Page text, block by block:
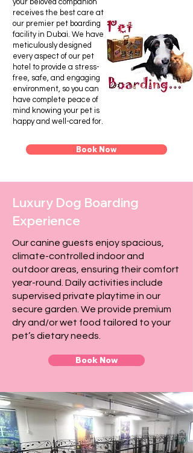
your beloved companion
receives the best care at
our premier pet boarding
facility in Dubai. We have
meticulously designed
every aspect of our pet
hotel to provide a stress-
free, safe, and engaging
environment, so you can
have complete peace of
mind knowing your pet is
happy and well-cared for.
Book Now
Services
Luxury Dog Boarding
Experience
Our canine guests enjoy spacious,
climate-controlled indoor and
outdoor areas, ensuring their comfort
year-round. Daily activities include
supervised private playtime in our
secure garden. We provide premium
dry and/or wet food tailored to your
pet’s dietary needs.
Book Now